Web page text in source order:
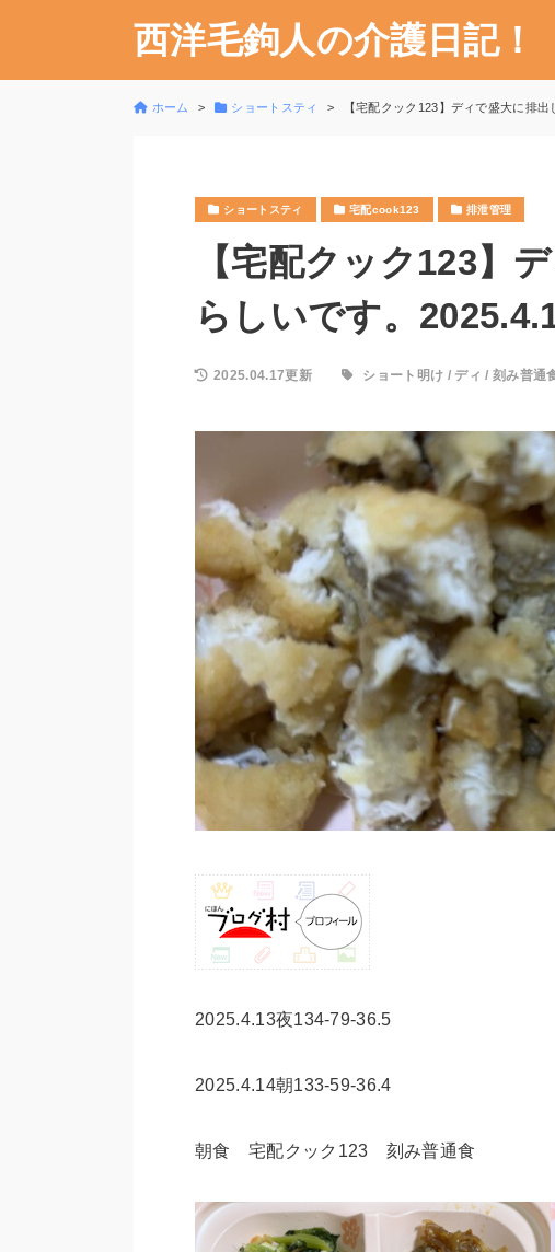
西洋毛鉤人の介護日記！
ホーム ショートスティ 【宅配クック123】ディで盛大に排
ショートスティ 宅配cook123 排泄管理
【宅配クック123】
らしいです。
2025.04.17更新 ショート明け / ディ / 刻み普通
2025.4.13夜134-79-36.5
2025.4.14朝133-59-36.4
朝食 宅配クック123 刻み普通食